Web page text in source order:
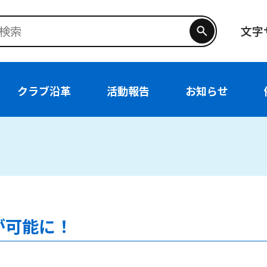
文
クラブ沿革 活動報告 お知らせ
能に！